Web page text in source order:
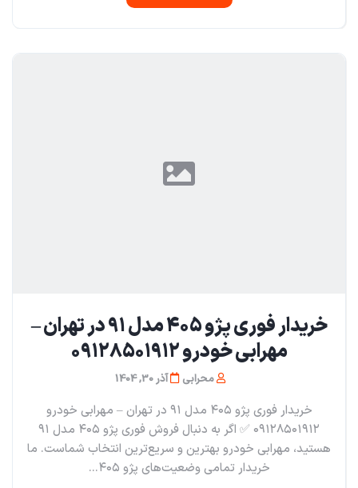
خریدار فوری پژو ۴۰۵ مدل ۹۱ در تهران –
مهرابی خودرو ۰۹۱۲۸۵۰۱۹۱۲
محرابی آذر 30, 1404
خریدار فوری پژو ۴۰۵ مدل ۹۱ در تهران – مهرابی خودرو
۰۹۱۲۸۵۰۱۹۱۲ ✅ اگر به دنبال فروش فوری پژو ۴۰۵ مدل ۹۱
هستید، مهرابی خودرو بهترین و سریع‌ترین انتخاب شماست. ما
خریدار تمامی وضعیت‌های پژو ۴۰۵...